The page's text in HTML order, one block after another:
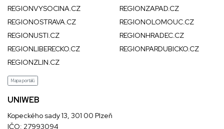
REGIONVYSOCINA.CZ
REGIONZAPAD.CZ
REGIONOSTRAVA.CZ
REGIONOLOMOUC.CZ
REGIONUSTI.CZ
REGIONHRADEC.CZ
REGIONLIBERECKO.CZ
REGIONPARDUBICKO.CZ
REGIONZLIN.CZ
Mapa portálů
UNIWEB
Kopeckého sady 13, 301 00 Plzeň
IČO: 27993094